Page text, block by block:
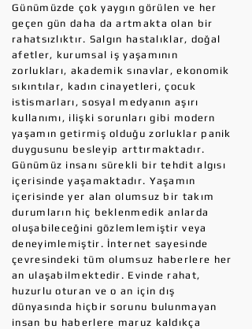
Günümüzde çok yaygın görülen ve her
geçen gün daha da artmakta olan bir
rahatsızlıktır. Salgın hastalıklar, doğal
afetler, kurumsal iş yaşamının
zorlukları, akademik sınavlar, ekonomik
sıkıntılar, kadın cinayetleri, çocuk
istismarları, sosyal medyanın aşırı
kullanımı, ilişki sorunları gibi modern
yaşamın getirmiş olduğu zorluklar panik
duygusunu besleyip arttırmaktadır.
Günümüz insanı sürekli bir tehdit algısı
içerisinde yaşamaktadır. Yaşamın
içerisinde yer alan olumsuz bir takım
durumların hiç beklenmedik anlarda
oluşabileceğini gözlemlemiştir veya
deneyimlemiştir. İnternet sayesinde
çevresindeki tüm olumsuz haberlere her
an ulaşabilmektedir. Evinde rahat,
huzurlu oturan ve o an için dış
dünyasında hiçbir sorunu bulunmayan
insan bu haberlere maruz kaldıkça